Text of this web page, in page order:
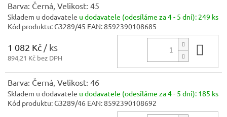
Barva: Černá, Velikost: 45
Skladem u dodavatele u dodavatele (odesíláme za 4 - 5 dní): 249 ks
Kód produktu:G3289/45 EAN:8592390108685
1 082 Kč / ks
894,21 Kč bez DPH
Barva: Černá, Velikost: 46
Skladem u dodavatele u dodavatele (odesíláme za 4 - 5 dní): 185 ks
Kód produktu:G3289/46 EAN:8592390108692